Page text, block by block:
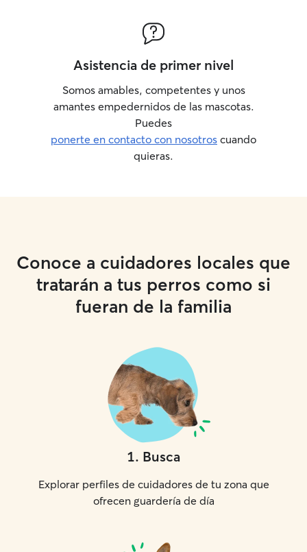
Asistencia de primer nivel
Somos amables, competentes y unos
amantes empedernidos de las mascotas.
Puedes
ponerte en contacto con nosotros cuando
quieras.
Conoce a cuidadores locales que
tratarán a tus perros como si
fueran de la familia
1. Busca
Explorar perfiles de cuidadores de tu zona que
ofrecen guardería de día